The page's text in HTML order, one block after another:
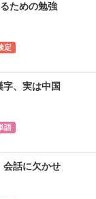
ための勉強
定
、実は中国
語
会話に欠かせ